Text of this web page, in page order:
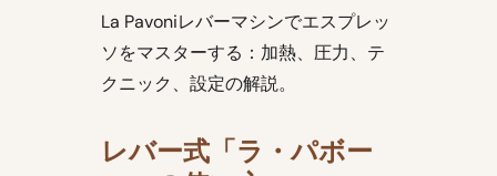
La Pavoniレバーマシンでエスプレッ
ソをマスターする：加熱、圧力、テ
クニック、設定の解説。
レバー式「ラ・パボー